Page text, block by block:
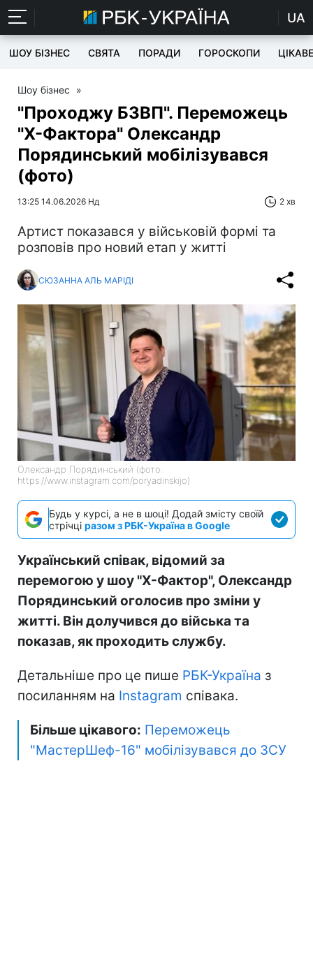
UA
ШОУ БІЗНЕС СВЯТА ПОРАДИ ГОРОСКОПИ ЦІКАВЕ
Шоу бізнес »
"Проходжу БЗВП". Переможець
"Х-Фактора" Олександр
Порядинський мобілізувався
(фото)
13:25 14.06.2026 Нд 2 хв
Артист показався у військовій формі та
розповів про новий етап у житті
СЮЗАННА АЛЬ МАРІДІ
Олександр Порядинський (фото:
https://www.instagram.com/poryadinskijo)
Будь у курсі, а не в шоці! Додай змісту своїй
стрічці разом з РБК-Україна в Google
Український співак, відомий за
перемогою у шоу "Х-Фактор", Олександр
Порядинський оголосив про зміни у
житті. Він долучився до війська та
показав, як проходить службу.
Детальніше про це пише РБК-Україна з
посиланням на Instagram співака.
Більше цікавого: Переможець
"МастерШеф-16" мобілізувався до ЗСУ